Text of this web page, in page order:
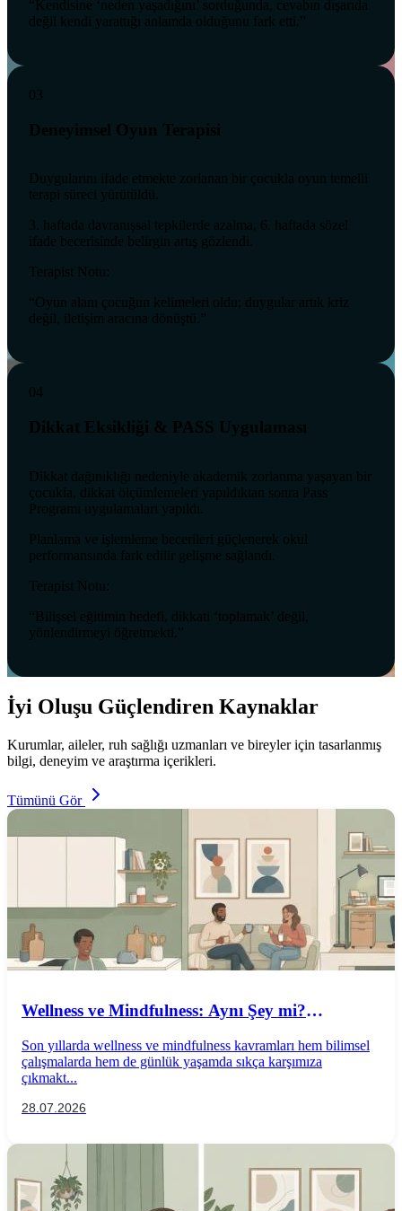
“Kendisine ‘neden yaşadığını’ sorduğunda, cevabın dışarıda
değil kendi yarattığı anlamda olduğunu fark etti.”
03
Deneyimsel Oyun Terapisi
Duygularını ifade etmekte zorlanan bir çocukla oyun temelli
terapi süreci yürütüldü.
3. haftada davranışsal tepkilerde azalma, 6. haftada sözel
ifade becerisinde belirgin artış gözlendi.
Terapist Notu:
“Oyun alanı çocuğun kelimeleri oldu; duygular artık kriz
değil, iletişim aracına dönüştü.”
04
Dikkat Eksikliği & PASS Uygulaması
Dikkat dağınıklığı nedeniyle akademik zorlanma yaşayan bir
çocukla, dikkat ölçümlemeleri yapıldıktan sonra Pass
Programı uygulamaları yapıldı.
Planlama ve işlemleme becerileri güçlenerek okul
performansında fark edilir gelişme sağlandı.
Terapist Notu:
“Bilişsel eğitimin hedefi, dikkati ‘toplamak’ değil,
yönlendirmeyi öğretmekti.”
İyi Oluşu Güçlendiren Kaynaklar
Kurumlar, aileler, ruh sağlığı uzmanları ve bireyler için tasarlanmış
bilgi, deneyim ve araştırma içerikleri.
Tümünü Gör
Wellness ve Mindfulness: Aynı Şey mi?
Son yıllarda wellness ve mindfulness kavramları hem bilimsel
çalışmalarda hem de günlük yaşamda sıkça karşımıza
çıkmakt...
28.07.2026